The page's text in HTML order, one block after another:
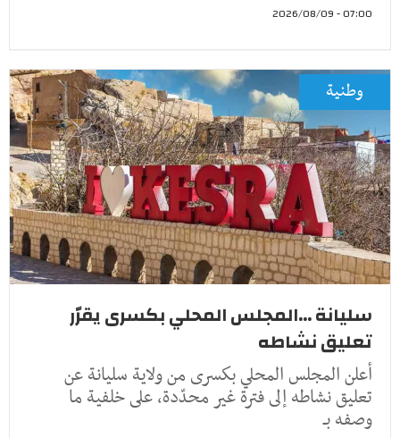
07:00 - 2026/08/09
وطنية
سليانة ...المجلس المحلي بكسرى يقرّر
تعليق نشاطه
أعلن المجلس المحلي بكسرى من ولاية سليانة عن
تعليق نشاطه إلى فترة غير محدّدة، على خلفية ما
وصفه بـ